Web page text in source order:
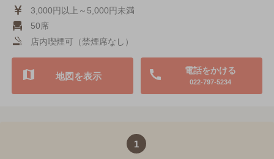
3,000円以上～5,000円未満
50席
店内喫煙可（禁煙席なし）
電話をかける
022-797-5234
地図を表示
1